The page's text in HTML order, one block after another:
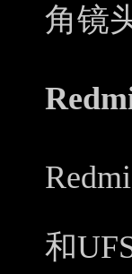
角镜
和